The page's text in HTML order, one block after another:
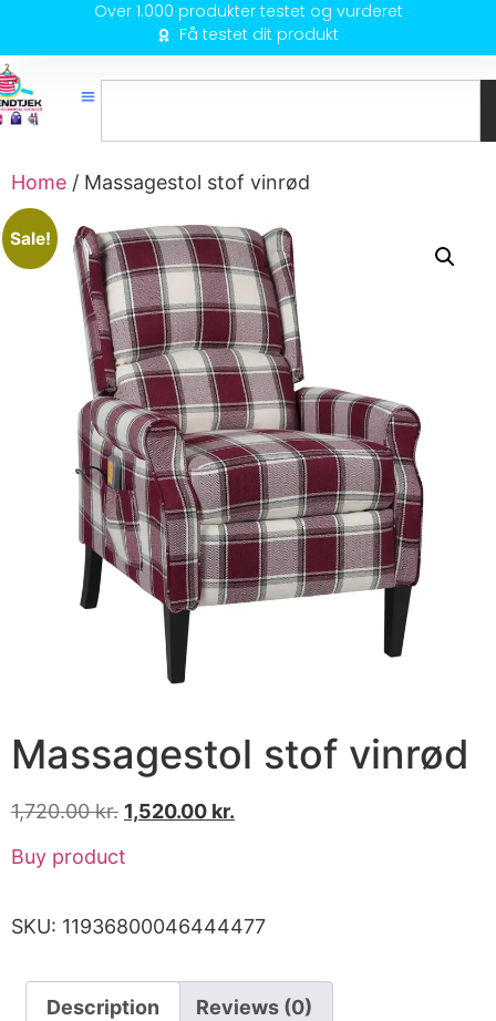
Over 1.000 produkter testet og vurderet
Få testet dit produkt
Home / Massagestol stof vinrød
Sale!
Massagestol stof vinrød
1,720.00kr. 1,520.00 kr.
Buy product
SKU: 11936800046444477
Description Reviews (0)